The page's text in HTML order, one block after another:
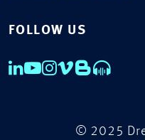
FOLLOW US
© 2025